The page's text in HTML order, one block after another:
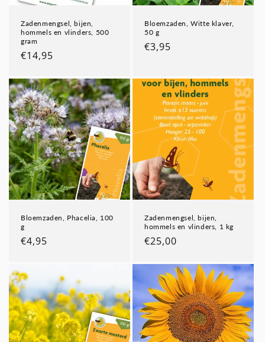
Zadenmengsel, bijen,
hommels en vlinders, 500
gram
Normale
€14,95
Bloemzaden, Witte klaver,
50 g
Normale
€3,95
Bloemzaden, Phacelia, 100
g
Normale
€4,95
Zadenmengsel, bijen,
hommels en vlinders, 1 kg
Normale
€25,00